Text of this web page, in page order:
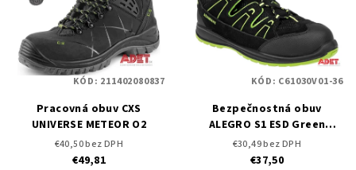
Pracovná obuv CXS
UNIVERSE METEOR O2
€40,50 bez DPH
€49,81
KÓD: 211402080837
Bezpečnostná obuv
ALEGRO S1 ESD Green
Sandal
€30,49 bez DPH
€37,50
KÓD: C61030V01-36